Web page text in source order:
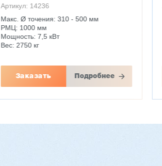
Артикул: 14236
Макс. Ø точения: 310 - 500 мм
РМЦ: 1000 мм
Мощность: 7,5 кВт
Вес: 2750 кг
Заказать Подробнее